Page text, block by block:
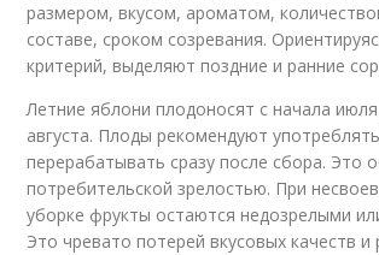
размером, вкусом, ароматом,
составе, сроком созревания.
критерий, выделяют поздние и ранние
Летние яблони плодоносят с начала
августа. Плоды рекомендуют
перерабатывать сразу после сбора. Это
потребительской зрелостью. При
уборке фрукты остаются недозрелыми
Это чревато потерей вкусовых качеств и